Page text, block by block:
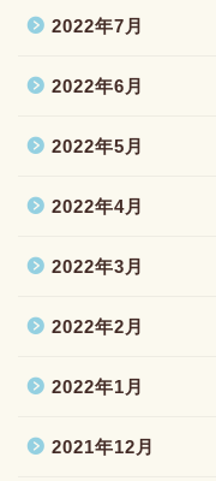
2022年7月
2022年6月
2022年5月
2022年4月
2022年3月
2022年2月
2022年1月
2021年12月